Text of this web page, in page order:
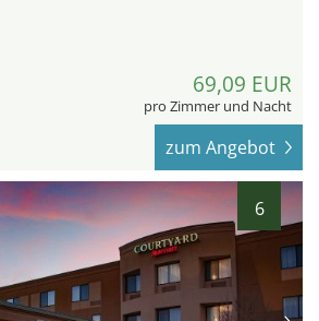
69,09 EUR
pro Zimmer und Nacht
zum Angebot
6